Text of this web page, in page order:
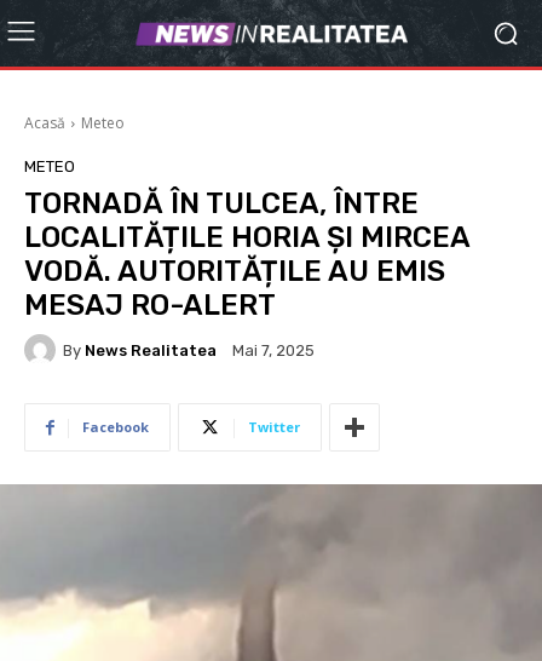
Acasă Meteo
METEO
TORNADĂ ÎN TULCEA, ÎNTRE
LOCALITĂȚILE HORIA ȘI MIRCEA
VODĂ. AUTORITĂȚILE AU EMIS
MESAJ RO-ALERT
By News Realitatea Mai 7, 2025
Facebook Twitter